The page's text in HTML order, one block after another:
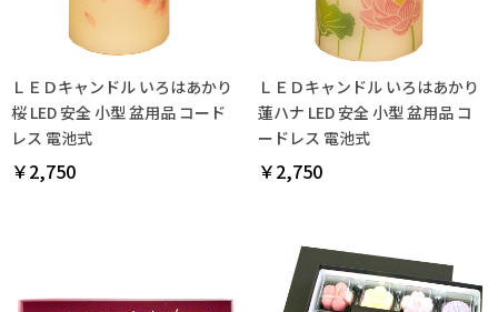
ＬＥＤキャンドル いろはあかり
桜 LED 安全 小型 盆用品 コード
レス 電池式
￥2,750
ＬＥＤキャンドル いろはあかり
蓮ハナ LED 安全 小型 盆用品 コ
ードレス 電池式
￥2,750